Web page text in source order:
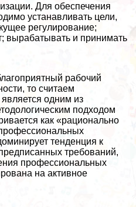
Для обеспечения
устанавливать цели,
регулирование;
выpaбатывать и принимать
рабочий
то считаем
одним из
подходом
как «рационально
тенденция к
требований,
профессиональных
на активное